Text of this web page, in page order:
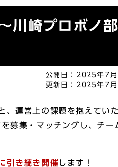
川崎プロボノ
公開日： 2025年7月
更新日： 2025年7月
、運営上の課題を抱えていた
募集・マッチングし、チー
引き続き開催 します！